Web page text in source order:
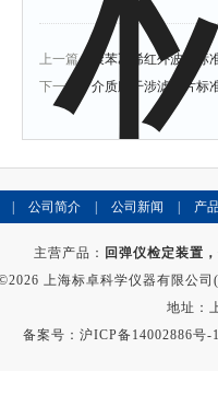
上一篇：
聚苯乙烯红外波数标
下一篇：介质膜干涉滤光片标
公司简介 公司新闻 产
主营产品： 回弹仪检定装置
上海标卓科学仪器有限公
地址：
备案号：沪ICP备14002886号-